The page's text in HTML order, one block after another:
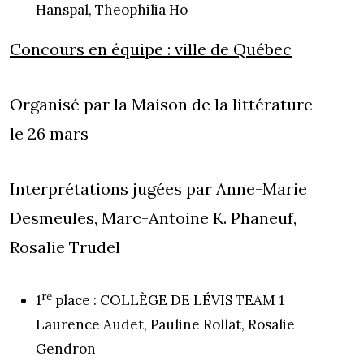
Hanspal, Theophilia Ho
Concours en équipe : ville de Québec
Organisé par la Maison de la littérature
le 26 mars
Interprétations jugées par Anne-Marie
Desmeules, Marc-Antoine K. Phaneuf,
Rosalie Trudel
1re place : COLLÈGE DE LÉVIS TEAM 1
Laurence Audet, Pauline Rollat, Rosalie
Gendron